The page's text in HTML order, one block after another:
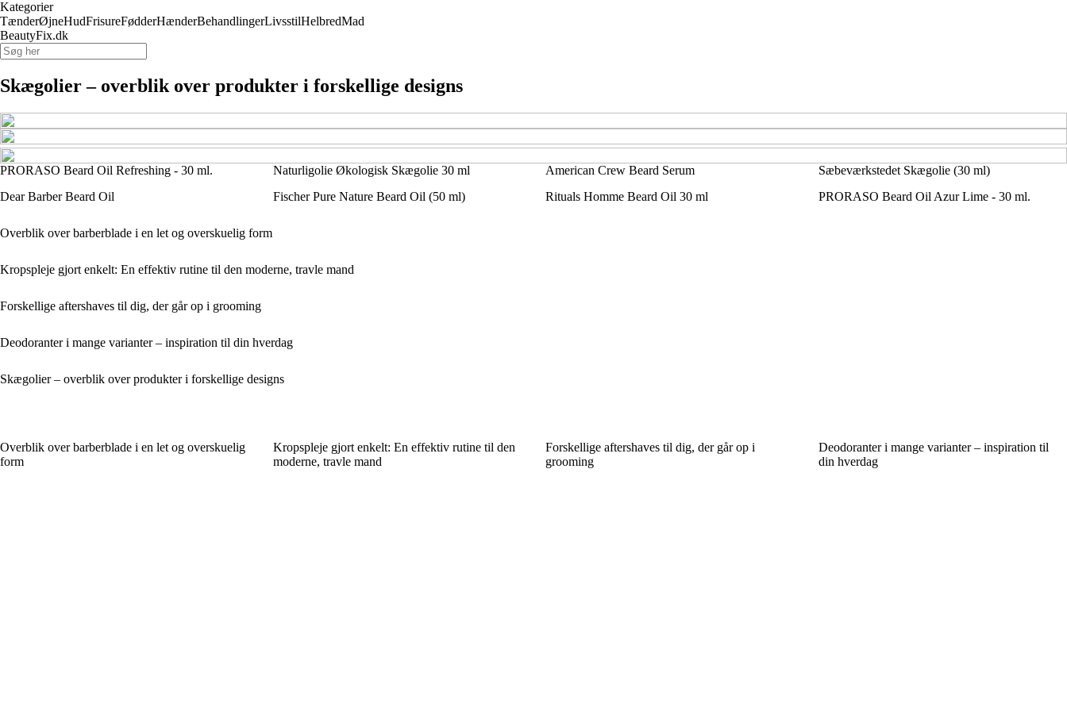
Kategorier
TænderØjneHudFrisureFødderHænderBehandlingerLivsstilHelbredMad
BeautyFix.dk
Skægolier – overblik over produkter i forskellige designs
PRORASO Beard Oil Refreshing - 30 ml. Naturligolie Økologisk Skægolie 30 ml American Crew Beard Serum
Sæbeværkstedet Skægolie (30 ml)
Dear Barber Beard Oil
Fischer Pure Nature Beard Oil (50 ml) Rituals Homme Beard Oil 30 ml PRORASO Beard Oil Azur Lime - 30 ml.
Overblik over barberblade i en let og overskuelig form
Kropspleje gjort enkelt: En effektiv rutine til den moderne, travle mand
Forskellige aftershaves til dig, der går op i grooming
Deodoranter i mange varianter – inspiration til din hverdag
Skægolier – overblik over produkter i forskellige designs
Overblik over barberblade i en let og overskuelig
form
Kropspleje gjort enkelt: En effektiv rutine til den
moderne, travle mand
Forskellige aftershaves til dig, der går op i
grooming
Deodoranter i mange varianter – inspiration til
din hverdag